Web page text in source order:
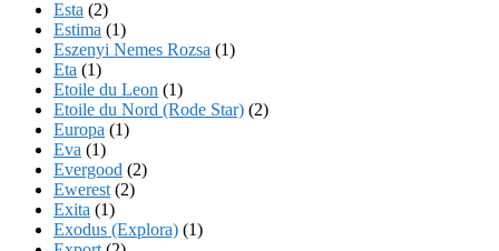
Esta (2)
Estima (1)
Eszenyi Nemes Rozsa (1)
Eta (1)
Etoile du Leon (1)
Etoile du Nord (Rode Star) (2)
Europa (1)
Eva (1)
Evergood (2)
Ewerest (2)
Exita (1)
Exodus (Explora) (1)